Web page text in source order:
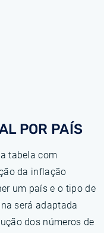
POR PAÍS
tabela com
da inflação
um país e o tipo de
será adaptada
dos números de